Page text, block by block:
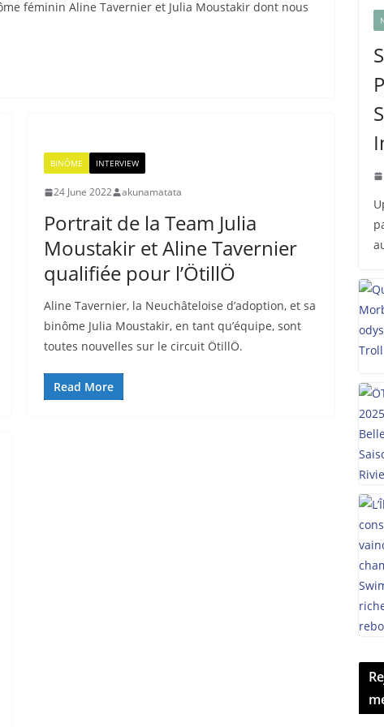
féminin Aline Tavernier et Julia Moustakir dont nous
BINÔME INTERVIEW
24 June 2022 akunamatata
Portrait de la Team Julia
Moustakir et Aline Tavernier
qualifiée pour l’ÖtillÖ
Aline Tavernier, la Neuchâteloise d’adoption, et sa
binôme Julia Moustakir, en tant qu’équipe, sont
toutes nouvelles sur le circuit ÖtillÖ.
Read More